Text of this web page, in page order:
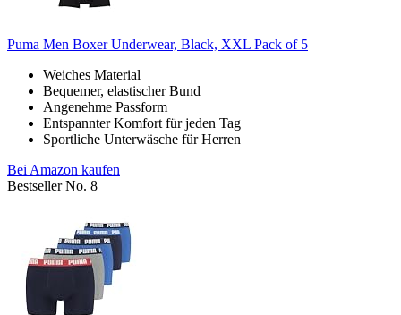
Puma Men Boxer Underwear, Black, XXL Pack of 5
Weiches Material
Bequemer, elastischer Bund
Angenehme Passform
Entspannter Komfort für jeden Tag
Sportliche Unterwäsche für Herren
Bei Amazon kaufen
Bestseller No. 8